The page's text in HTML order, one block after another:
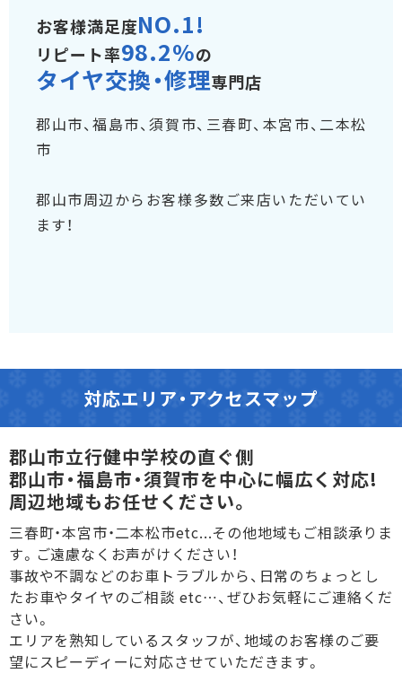
お客様満足度NO.1!
リピート率98.2%の
タイヤ交換・修理専門店
郡山市、福島市、須賀市、三春町、本宮市、二本松
市
郡山市周辺からお客様多数ご来店いただいてい
ます！
対応エリア・アクセスマップ
郡山市立行健中学校の直ぐ側
郡山市・福島市・須賀市を中心に幅広く対応!
周辺地域もお任せください。
三春町・本宮市・二本松市etc...その他地域もご相談承りま
す。ご遠慮なくお声がけください！
事故や不調などのお車トラブルから、日常のちょっとし
たお車やタイヤのご相談 etc…、ぜひお気軽にご連絡くだ
さい。
エリアを熟知しているスタッフが、地域のお客様のご要
望にスピーディーに対応させていただきます。